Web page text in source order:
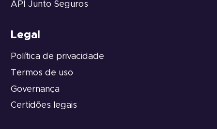
API Junto Seguros
Legal
Política de privacidade
Termos de uso
Governança
Certidões legais